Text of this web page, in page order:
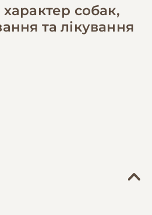
собак,
та лікування